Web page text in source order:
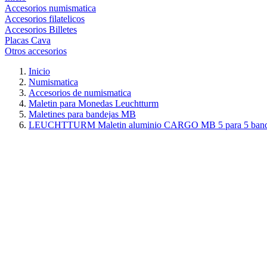
Accesorios numismatica
Accesorios filatelicos
Accesorios Billetes
Placas Cava
Otros accesorios
Inicio
Numismatica
Accesorios de numismatica
Maletin para Monedas Leuchtturm
Maletines para bandejas MB
LEUCHTTURM Maletin aluminio CARGO MB 5 para 5